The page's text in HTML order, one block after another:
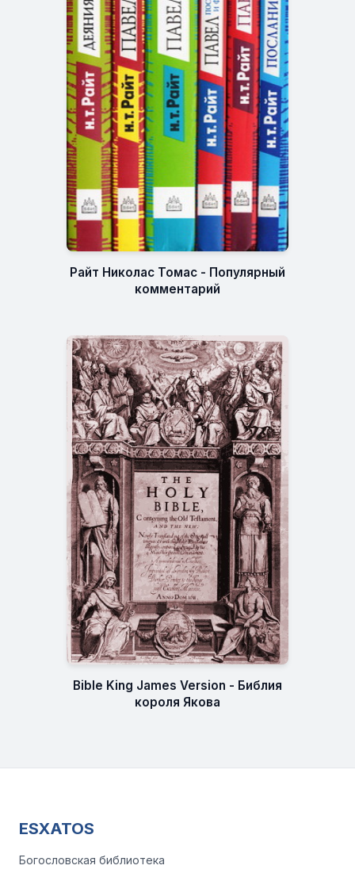
Райт Николас Томас - Популярный
комментарий
Bible King James Version - Библия
короля Якова
ESXATOS
Богословская библиотека